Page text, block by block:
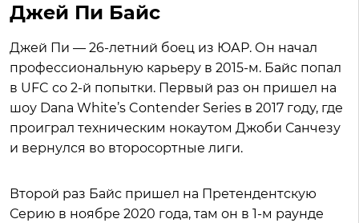
Джей Пи Байс
Джей Пи — 26-летний боец из ЮАР. Он начал
профессиональную карьеру в 2015-м. Байс попал
в UFC со 2-й попытки. Первый раз он пришел на
шоу Dana White’s Contender Series в 2017 году, где
проиграл техническим нокаутом Джоби Санчезу
и вернулся во второсортные лиги.
Второй раз Байс пришел на Претендентскую
Серию в ноябре 2020 года, там он в 1-м раунде